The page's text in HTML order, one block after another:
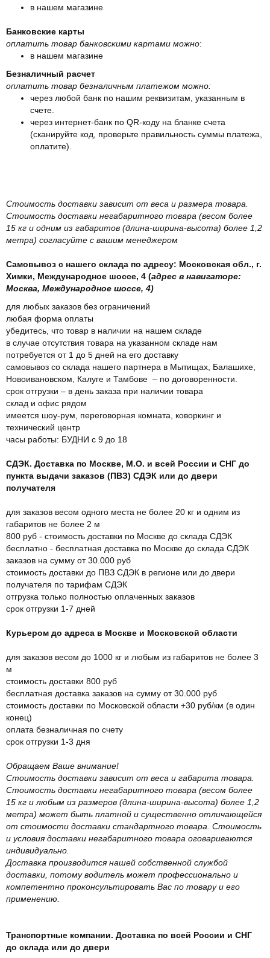
в нашем магазине
Банковские карты
оплатить товар банковскими картами можно:
в нашем магазине
Безналичный расчет
оплатить товар безналичным платежом можно:
через любой банк по нашим реквизитам, указанным в
счете.
через интернет-банк по QR-коду на бланке счета
(сканируйте код, проверьте правильность суммы платежа,
оплатите).
Стоимость доставки зависит от веса и размера товара.
Стоимость доставки негабаритного товара (весом более
15 кг и одним из габаритов (длина-ширина-высота) более 1,2
метра) согласуйте с вашим менеджером
Самовывоз с нашего склада по адресу: Московская обл., г.
Химки, Международное шоссе, 4 (адрес в навигаторе:
Москва, Международное шоссе, 4)
для любых заказов без ограничений
любая форма оплаты
убедитесь, что товар в наличии на нашем складе
в случае отсутствия товара на указанном складе нам
потребуется от 1 до 5 дней на его доставку
самовывоз со склада нашего партнера в Мытищах, Балашихе,
Новоивановском, Калуге и Тамбове – по договоренности.
срок отгрузки – в день заказа при наличии товара
склад и офис рядом
имеется шоу-рум, переговорная комната, коворкинг и
технический центр
часы работы: БУДНИ с 9 до 18
СДЭК. Доставка по Москве, М.О. и всей России и СНГ до
пункта выдачи заказов (ПВЗ) СДЭК или до двери
получателя
для заказов весом одного места не более 20 кг и одним из
габаритов не более 2 м
800 руб - стоимость доставки по Москве до склада СДЭК
бесплатно - бесплатная доставка по Москве до склада СДЭК
заказов на сумму от 30.000 руб
стоимость доставки до ПВЗ СДЭК в регионе или до двери
получателя по тарифам СДЭК
отгрузка только полностью оплаченных заказов
срок отгрузки 1-7 дней
Курьером до адреса в Москве и Московской области
для заказов весом до 1000 кг и любым из габаритов не более 3
м
стоимость доставки 800 руб
бесплатная доставка заказов на сумму от 30.000 руб
стоимость доставки по Московской области +30 руб/км (в один
конец)
оплата безналичная по счету
срок отгрузки 1-3 дня
Обращаем Ваше внимание!
Стоимость доставки зависит от веса и габарита товара.
Стоимость доставки негабаритного товара (весом более
15 кг и любым из размеров (длина-ширина-высота) более 1,2
метра) может быть платной и существенно отличающейся
от стоимости доставки стандартного товара. Стоимость
и условия доставки негабаритного товара оговариваются
индивидуально.
Доставка производится нашей собственной службой
доставки, потому водитель может профессионально и
компетентно проконсультировать Вас по товару и его
применению.
Транспортные компании. Доставка по всей России и СНГ
до склада или до двери